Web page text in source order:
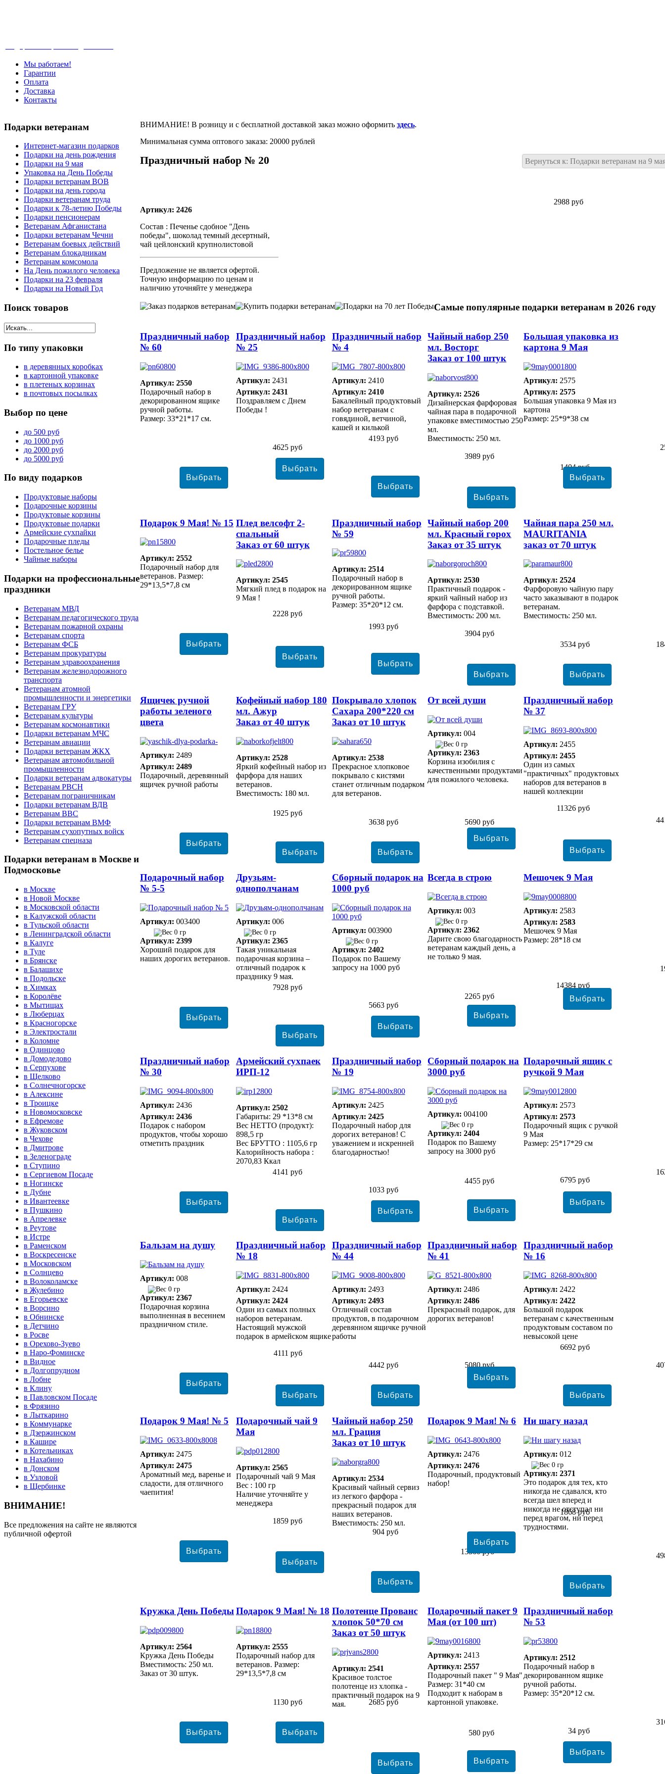
Мы работаем!
Гарантии
Оплата
Доставка
Контакты
ВНИМАНИЕ! В розницу и с бесплатной доставкой заказ можно оформить здесь.
Минимальная сумма оптового заказа: 20000 рублей
Вернуться к: Подарки ветеранам на 9
Праздничный набор № 20
2988 руб
Артикул: 2426
Состав : Печенье сдобное "День
победы", шоколад темный десертный,
чай цейлонский крупнолистовой
Предложение не является офертой.
Точную информацию по ценам и
наличию уточняйте у менеджера
Самые популярные подарки ветеранам в 2026 году
Праздничный набор
№ 60
Артикул: 2550
Подарочный набор в
декорированном ящике
ручной работы.
Размер: 33*21*17 см.
4625 руб
Праздничный набор
№ 25
Артикул: 2431
Артикул: 2431
Поздравляем с Днем
Победы !
4193 руб
Праздничный набор
№ 4
Артикул: 2410
Артикул: 2410
Бакалейный продуктовый
набор ветеранам с
говядиной, ветчиной,
кашей и килькой
3989 руб
Чайный набор 250
мл. Восторг
Заказ от 100 штук
Артикул: 2526
Дизайнерская фарфоровая
чайная пара в подарочной
упаковке вместимостью 250
мл.
Вместимость: 250 мл.
1404 руб
Большая упаковка из
картона 9 Мая
Артикул: 2575
Артикул: 2575
Большая упаковка 9 Мая из
картона
Размер: 25*9*38 см
Подарок 9 Мая! № 15
Артикул: 2552
Подарочный набор для
ветеранов. Размер:
29*13,5*7,8 см
2228 руб
Плед велсофт 2-
спальный
Заказ от 60 штук
Артикул: 2545
Мягкий плед в подарок на
9 Мая !
1993 руб
Праздничный набор
№ 59
Артикул: 2514
Подарочный набор в
декорированном ящике
ручной работы.
Размер: 35*20*12 см.
3904 руб
Чайный набор 200
мл. Красный горох
Заказ от 35 штук
Артикул: 2530
Практичный подарок -
яркий чайный набор из
фарфора с подставкой.
Вместимость: 200 мл.
3534 руб
Чайная пара 250 мл.
MAURITANIA
заказ от 70 штук
Артикул: 2524
Фарфоровую чайную пару
часто заказывают в подарок
ветеранам.
Вместимость: 250 мл.
Ящичек ручной
работы зеленого
цвета
Артикул: 2489
Артикул: 2489
Подарочный, деревянный
ящичек ручной работы
1925 руб
Кофейный набор 180
мл. Ажур
Заказ от 40 штук
Артикул: 2528
Яркий кофейный набор из
фарфора для наших
ветеранов.
Вместимость: 180 мл.
3638 руб
Покрывало хлопок
Сахара 200*220 см
Заказ от 10 штук
Артикул: 2538
Прекрасное хлопковое
покрывало с кистями
станет отличным подарком
для ветеранов.
5690 руб
От всей души
Артикул: 004
0 гр
Артикул: 2363
Корзина изобилия с
качественными продуктами
для пожилого человека.
11326 руб
Праздничный набор
№ 37
Артикул: 2455
Артикул: 2455
Один из самых
"практичных" продуктовых
наборов для ветеранов в
нашей коллекции
Подарочный набор
№ 5-5
Артикул: 003400
0 гр
Артикул: 2399
Хороший подарок для
наших дорогих ветеранов.
7928 руб
Друзьям-
однополчанам
Артикул: 006
0 гр
Артикул: 2365
Такая уникальная
подарочная корзина –
отличный подарок к
празднику 9 мая.
5663 руб
Сборный подарок на
1000 руб
Артикул: 003900
0 гр
Артикул: 2402
Подарок по Вашему
запросу на 1000 руб
2265 руб
Всегда в строю
Артикул: 003
0 гр
Артикул: 2362
Дарите свою благодарность
ветеранам каждый день, а
не только 9 мая.
14384 руб
Мешочек 9 Мая
Артикул: 2583
Артикул: 2583
Мешочек 9 Мая
Размер: 28*18 см
Праздничный набор
№ 30
Артикул: 2436
Артикул: 2436
Подарок с набором
продуктов, чтобы хорошо
отметить праздник
4141 руб
Армейский сухпаек
ИРП-12
Артикул: 2502
Габариты: 29 *13*8 см
Вес НЕТТО (продукт):
898,5 гр
Вес БРУТТО : 1105,6 гр
Калорийность набора :
2070,83 Ккал
1033 руб
Праздничный набор
№ 19
Артикул: 2425
Артикул: 2425
Подарочный набор для
дорогих ветеранов! С
уважением и искренней
благодарностью!
4455 руб
Сборный подарок на
3000 руб
Артикул: 004100
0 гр
Артикул: 2404
Подарок по Вашему
запросу на 3000 руб
6795 руб
Подарочный ящик с
ручкой 9 Мая
Артикул: 2573
Артикул: 2573
Подарочный ящик с ручкой
9 Мая
Размер: 25*17*29 см
Бальзам на душу
Артикул: 008
0 гр
Артикул: 2367
Подарочная корзина
выполненная в весеннем
праздничном стиле.
4111 руб
Праздничный набор
№ 18
Артикул: 2424
Артикул: 2424
Один из самых полных
наборов ветеранам.
Настоящий мужской
подарок в армейском ящике
4442 руб
Праздничный набор
№ 44
Артикул: 2493
Артикул: 2493
Отличный состав
продуктов, в подарочном
деревянном ящичке ручной
работы
5080 руб
Праздничный набор
№ 41
Артикул: 2486
Артикул: 2486
Прекрасный подарок, для
дорогих ветеранов!
6692 руб
Праздничный набор
№ 16
Артикул: 2422
Артикул: 2422
Большой подарок
ветеранам с качественным
продуктовым составом по
невысокой цене
Подарок 9 Мая! № 5
Артикул: 2475
Артикул: 2475
Ароматный мед, варенье и
сладости, для отличного
чаепития!
1859 руб
Подарочный чай 9
Мая
Артикул: 2565
Подарочный чай 9 Мая
Вес : 100 гр
Наличие уточняйте у
менеджера
904 руб
Чайный набор 250
мл. Грация
Заказ от 10 штук
Артикул: 2534
Красивый чайный сервиз
из легкого фарфора -
прекрасный подарок для
наших ветеранов.
Вместимость: 250 мл.
13360 руб
Подарок 9 Мая! № 6
Артикул: 2476
Артикул: 2476
Подарочный, продуктовый
набор!
1868 руб
Ни шагу назад
Артикул: 012
0 гр
Артикул: 2371
Это подарок для тех, кто
никогда не сдавался, кто
всегда шел вперед и
никогда не отступал ни
перед врагом, ни перед
трудностями.
Кружка День Победы
Артикул: 2564
Кружка День Победы
Вместимость: 250 мл.
Заказ от 30 штук.
1130 руб
Подарок 9 Мая! № 18
Артикул: 2555
Подарочный набор для
ветеранов. Размер:
29*13,5*7,8 см
2685 руб
Полотенце Прованс
хлопок 50*70 см
Заказ от 50 штук
Артикул: 2541
Красивое толстое
полотенце из хлопка -
практичный подарок на 9
мая.
580 руб
Подарочный пакет 9
Мая (от 100 шт)
Артикул: 2413
Артикул: 2557
Подарочный пакет " 9 Мая"
Размер: 31*40 см
Подходит к наборам в
картонной упаковке.
34 руб
Праздничный набор
№ 53
Артикул: 2512
Подарочный набор в
декорированном ящике
ручной работы.
Размер: 35*20*12 см.
Подарки ветеранам
Интернет-магазин подарков
Подарки на день рождения
Подарки на 9 мая
Упаковка на День Победы
Подарки ветеранам ВОВ
Подарки на день города
Подарки ветеранам труда
Подарки к 78-летию Победы
Подарки пенсионерам
Ветеранам Афганистана
Подарки ветеранам Чечни
Ветеранам боевых действий
Ветеранам блокадникам
Ветеранам комсомола
На День пожилого человека
Подарки на 23 февраля
Подарки на Новый Год
Поиск товаров
По типу упаковки
в деревянных коробках
в картонной упаковке
в плетеных корзинах
в почтовых посылках
Выбор по цене
до 500 руб
до 1000 руб
до 2000 руб
до 5000 руб
По виду подарков
Продуктовые наборы
Подарочные корзины
Продуктовые корзины
Продуктовые подарки
Армейские сухпайки
Подарочные пледы
Постельное белье
Чайные наборы
Подарки на профессиональные
праздники
Ветеранам МВД
Ветеранам педагогического труда
Ветеранам пожарной охраны
Ветеранам спорта
Ветеранам ФСБ
Ветеранам прокуратуры
Ветеранам здравоохранения
Ветеранам железнодорожного
транспорта
Ветеранам атомной
промышленности и энергетики
Ветеранам ГРУ
Ветеранам культуры
Ветеранам космонавтики
Подарки ветеранам МЧС
Ветеранам авиации
Подарки ветеранам ЖКХ
Ветеранам автомобильной
промышленности
Подарки ветеранам адвокатуры
Ветеранам РВСН
Ветеранам пограничникам
Подарки ветеранам ВДВ
Ветеранам ВВС
Подарки ветеранам ВМФ
Ветеранам сухопутных войск
Ветеранам спецназа
Подарки ветеранам в Москве и
Подмосковье
в Москве
в Новой Москве
в Московской области
в Калужской области
в Тульской области
в Ленинградской области
в Калуге
в Туле
в Брянске
в Балашихе
в Подольске
в Химках
в Королёве
в Мытищах
в Люберцах
в Красногорске
в Электростали
в Коломне
в Одинцово
в Домодедово
в Серпухове
в Щелково
в Солнечногорске
в Алексине
в Троицке
в Новомосковске
в Ефремове
в Жуковском
в Чехове
в Дмитрове
в Зеленограде
в Ступино
в Сергиевом Посаде
в Ногинске
в Дубне
в Ивантеевке
в Пушкино
в Апрелевке
в Реутове
в Истре
в Раменском
в Воскресенске
в Московском
в Солнцево
в Волоколамске
в Жулебино
в Егорьевске
в Ворсино
в Обнинске
в Детчино
в Росве
в Орехово-Зуево
в Наро-Фоминске
в Видное
в Долгопрудном
в Лобне
в Клину
в Павловском Посаде
в Фрязино
в Лыткарино
в Коммунарке
в Дзержинском
в Кашире
в Котельниках
в Нахабино
в Донском
в Узловой
в Щербинке
ВНИМАНИЕ!
Все предложения на сайте не являются
публичной офертой